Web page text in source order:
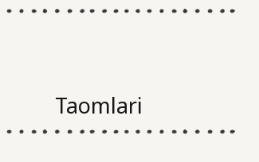
Taomlari